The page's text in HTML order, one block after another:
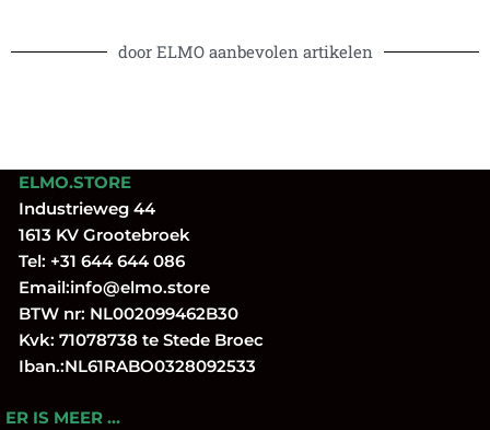
door ELMO aanbevolen artikelen
ELMO.STORE
Industrieweg 44
1613 KV Grootebroek
Tel: +31 644 644 086
Email:info@elmo.store
BTW nr: NL002099462B30
Kvk: 71078738 te Stede Broec
Iban.:NL61RABO0328092533
ER IS MEER …